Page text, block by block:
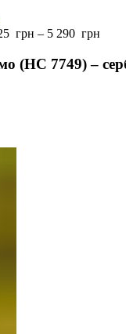
грн – 5 290 грн
(НС 7749) –